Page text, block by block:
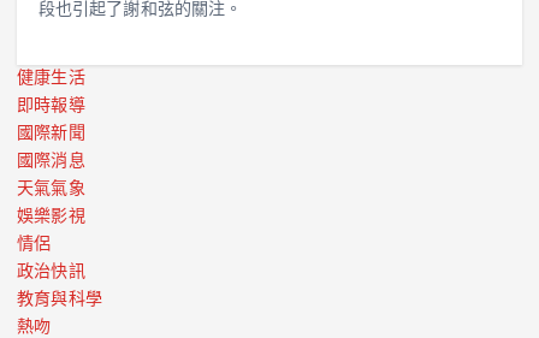
段也引起了謝和弦的關注。
健康生活
即時報導
國際新聞
國際消息
天氣氣象
娛樂影視
情侶
政治快訊
教育與科學
熱吻